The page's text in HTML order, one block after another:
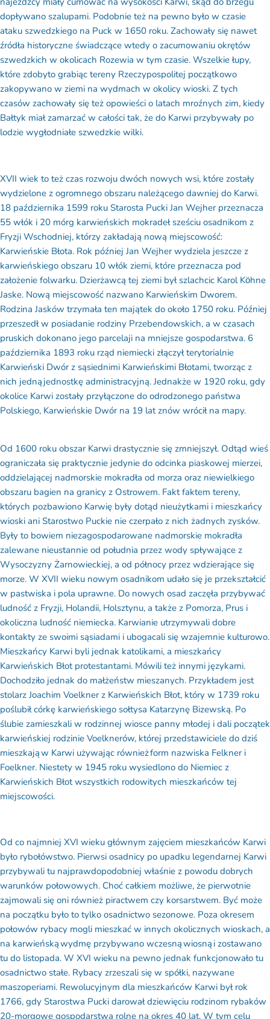
dopływano szalupami. Podobnie też na pewno było w czasie
ataku szwedzkiego na Puck w 1650 roku. Zachowały się nawet
źródła historyczne świadczące wtedy o zacumowaniu okrętów
szwedzkich w okolicach Rozewia w tym czasie. Wszelkie łupy,
które zdobyto grabiąc tereny Rzeczypospolitej początkowo
zakopywano w ziemi na wydmach w okolicy wioski. Z tych
czasów zachowały się też opowieści o latach mroźnych zim, kiedy
Bałtyk miał zamarzać w całości tak, że do Karwi przybywały po
lodzie wygłodniałe szwedzkie wilki.
XVII wiek to też czas rozwoju dwóch nowych wsi, które zostały
wydzielone z ogromnego obszaru należącego dawniej do Karwi.
18 października 1599 roku Starosta Pucki Jan Wejher przeznacza
55 włók i 20 mórg karwieńskich mokradeł sześciu osadnikom z
Fryzji Wschodniej, którzy zakładają nową miejscowość:
Karwieńskie Błota. Rok później Jan Wejher wydziela jeszcze z
karwieńskiego obszaru 10 włók ziemi, które przeznacza pod
założenie folwarku. Dzierżawcą tej ziemi był szlachcic Karol Kӧhne
Jaske. Nową miejscowość nazwano Karwieńskim Dworem.
Rodzina Jasków trzymała ten majątek do około 1750 roku. Później
przeszedł w posiadanie rodziny Przebendowskich, a w czasach
pruskich dokonano jego parcelaji na mniejsze gospodarstwa. 6
października 1893 roku rząd niemiecki złączył terytorialnie
Karwieński Dwór z sąsiednimi Karwieńskimi Błotami, tworząc z
nich jedną jednostkę administracyjną. Jednakże w 1920 roku, gdy
okolice Karwi zostały przyłączone do odrodzonego państwa
Polskiego, Karwieńskie Dwór na 19 lat znów wrócił na mapy.
Od 1600 roku obszar Karwi drastycznie się zmniejszył. Odtąd wieś
ograniczała się praktycznie jedynie do odcinka piaskowej mierzei,
oddzielającej nadmorskie mokradła od morza oraz niewielkiego
obszaru bagien na granicy z Ostrowem. Fakt faktem tereny,
których pozbawiono Karwię były dotąd nieużytkami i mieszkańcy
wioski ani Starostwo Puckie nie czerpało z nich żadnych zysków.
Były to bowiem niezagospodarowane nadmorskie mokradła
zalewane nieustannie od południa przez wody spływające z
Wysoczyzny Żarnowieckiej, a od północy przez wdzierające się
morze. W XVII wieku nowym osadnikom udało się je przekształcić
w pastwiska i pola uprawne. Do nowych osad zaczęła przybywać
ludność z Fryzji, Holandii, Holsztynu, a także z Pomorza, Prus i
okoliczna ludność niemiecka. Karwianie utrzymywali dobre
kontakty ze swoimi sąsiadami i ubogacali się wzajemnie kulturowo.
Mieszkańcy Karwi byli jednak katolikami, a mieszkańcy
Karwieńskich Błot protestantami. Mówili też innymi językami.
Dochodziło jednak do małżeństw mieszanych. Przykładem jest
stolarz Joachim Voelkner z Karwieńskich Błot, który w 1739 roku
poślubił córkę karwieńskiego sołtysa Katarzynę Bizewską. Po
ślubie zamieszkali w rodzinnej wiosce panny młodej i dali początek
karwieńskiej rodzinie Voelknerów, której przedstawiciele do dziś
mieszkają w Karwi używając również form nazwiska Felkner i
Foelkner. Niestety w 1945 roku wysiedlono do Niemiec z
Karwieńskich Błot wszystkich rodowitych mieszkańców tej
miejscowości.
Od co najmniej XVI wieku głównym zajęciem mieszkańców Karwi
było rybołówstwo. Pierwsi osadnicy po upadku legendarnej Karwi
przybywali tu najprawdopodobniej właśnie z powodu dobrych
warunków połowowych. Choć całkiem możliwe, że pierwotnie
zajmowali się oni również piractwem czy korsarstwem. Być może
na początku było to tylko osadnictwo sezonowe. Poza okresem
połowów rybacy mogli mieszkać w innych okolicznych wioskach, a
na karwieńską wydmę przybywano wczesną wiosną i zostawano
tu do listopada. W XVI wieku na pewno jednak funkcjonowało tu
osadnictwo stałe. Rybacy zrzeszali się w spółki, nazywane
maszoperiami. Rewolucyjnym dla mieszkańców Karwi był rok
1766, gdy Starostwa Pucki darował dziewięciu rodzinom rybaków
20-morgowe gospodarstwa rolne na okres 40 lat. W tym celu